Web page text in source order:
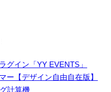
グイン「YY EVENTS」
ー【デザイン自由自在版】
計算機